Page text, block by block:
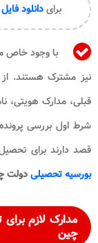
برایدانلود
با وجود خاص
نیز مشترک هستند.
قبلی، مدارک هویتی،
شرط اول بررسی
قصد دارند برای
بورسیه تحصیلیدولت
مدارک لازم
چین